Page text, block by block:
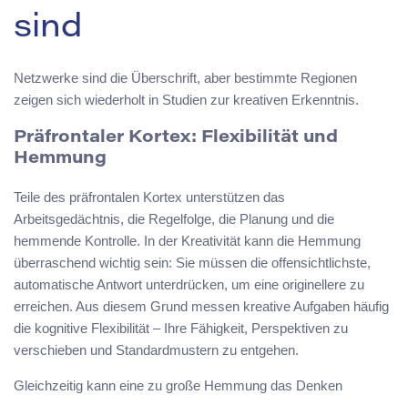
sind
Netzwerke sind die Überschrift, aber bestimmte Regionen
zeigen sich wiederholt in Studien zur kreativen Erkenntnis.
Präfrontaler Kortex: Flexibilität und
Hemmung
Teile des präfrontalen Kortex unterstützen das
Arbeitsgedächtnis, die Regelfolge, die Planung und die
hemmende Kontrolle. In der Kreativität kann die Hemmung
überraschend wichtig sein: Sie müssen die offensichtlichste,
automatische Antwort unterdrücken, um eine originellere zu
erreichen. Aus diesem Grund messen kreative Aufgaben häufig
die kognitive Flexibilität – Ihre Fähigkeit, Perspektiven zu
verschieben und Standardmustern zu entgehen.
Gleichzeitig kann eine zu große Hemmung das Denken